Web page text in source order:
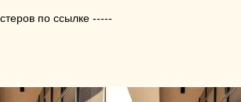
по ссылке -----